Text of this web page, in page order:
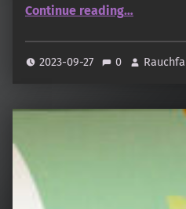
Continue reading“Hikali Koh – Japanischer Garten – Morikage (Waldlichtung) und Kenmei Do – Der Weg der Vollendung – Hanakonjiki (Goldene Blüte)”
…
2023-09-27 0